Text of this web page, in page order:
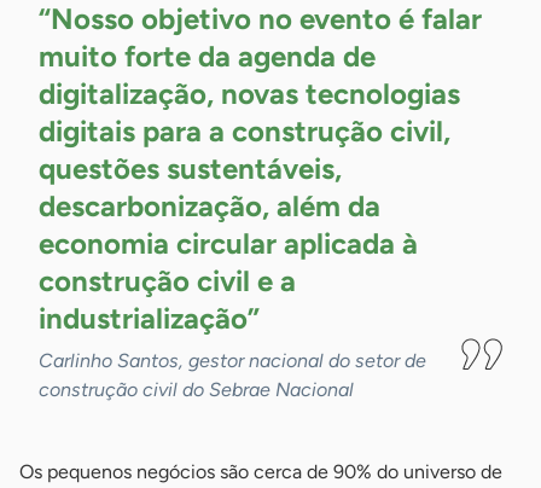
“Nosso objetivo no evento é falar
muito forte da agenda de
digitalização, novas tecnologias
digitais para a construção civil,
questões sustentáveis,
descarbonização, além da
economia circular aplicada à
construção civil e a
industrialização”
Carlinho Santos, gestor nacional do setor de
construção civil do Sebrae Nacional
Os pequenos negócios são cerca de 90% do universo de